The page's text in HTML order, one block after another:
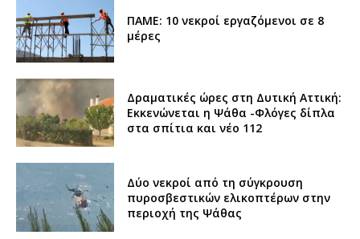
ΠΑΜΕ: 10 νεκροί εργαζόμενοι σε 8
μέρες
Δραματικές ώρες στη Δυτική Αττική:
Εκκενώνεται η Ψάθα -Φλόγες δίπλα
στα σπίτια και νέο 112
Δύο νεκροί από τη σύγκρουση
πυροσβεστικών ελικοπτέρων στην
περιοχή της Ψάθας